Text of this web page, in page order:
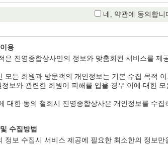
네, 약관에 동의합니
용
은 진영종합상사만의 정보와 맞춤회된 서비스를
모든 회원과 방문객의 개인정보는 기본 수집 목적
보와 관련한 회원이 피해를 입을 경우 이에 대한
대한 동의 철회시 진영종합상사은 개인정보를 수
수집방법
정보 수집시 서비스 제공에 필요한 최소한의 정보